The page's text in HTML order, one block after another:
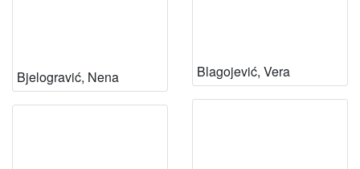
Bjelogravić, Nena Blagojević, Vera